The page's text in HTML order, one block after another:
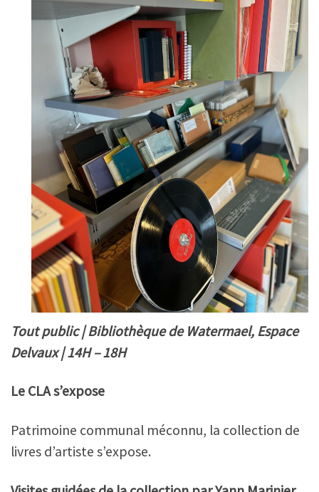
Tout public | Bibliothèque de Watermael, Espace
Delvaux | 14H – 18H
Le CLA s’expose
Patrimoine communal méconnu, la collection de
livres d’artiste s’expose.